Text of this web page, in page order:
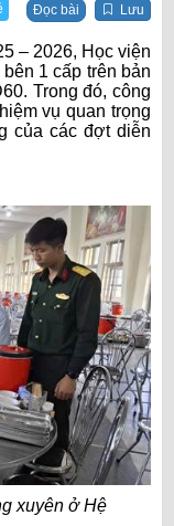
Đọc bài Lưu
– 2026, Học viện
1 cấp trên bản
Trong đó, công
vụ quan trọng
của các đợt diễn
xuyên ở Hệ